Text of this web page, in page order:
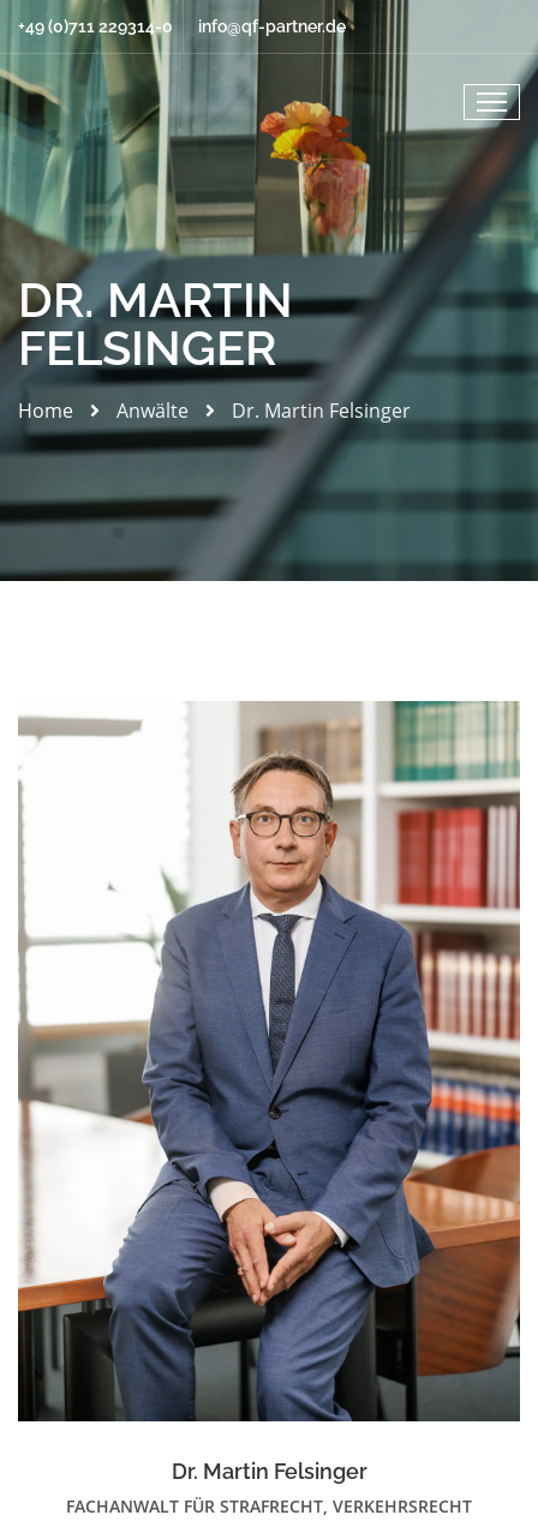
+49 (0)711 229314-0 info@qf-partner.de
DR. MARTIN
FELSINGER
Home Anwälte Dr. Martin Felsinger
Dr. Martin Felsinger
FACHANWALT FÜR STRAFRECHT, VERKEHRSRECHT